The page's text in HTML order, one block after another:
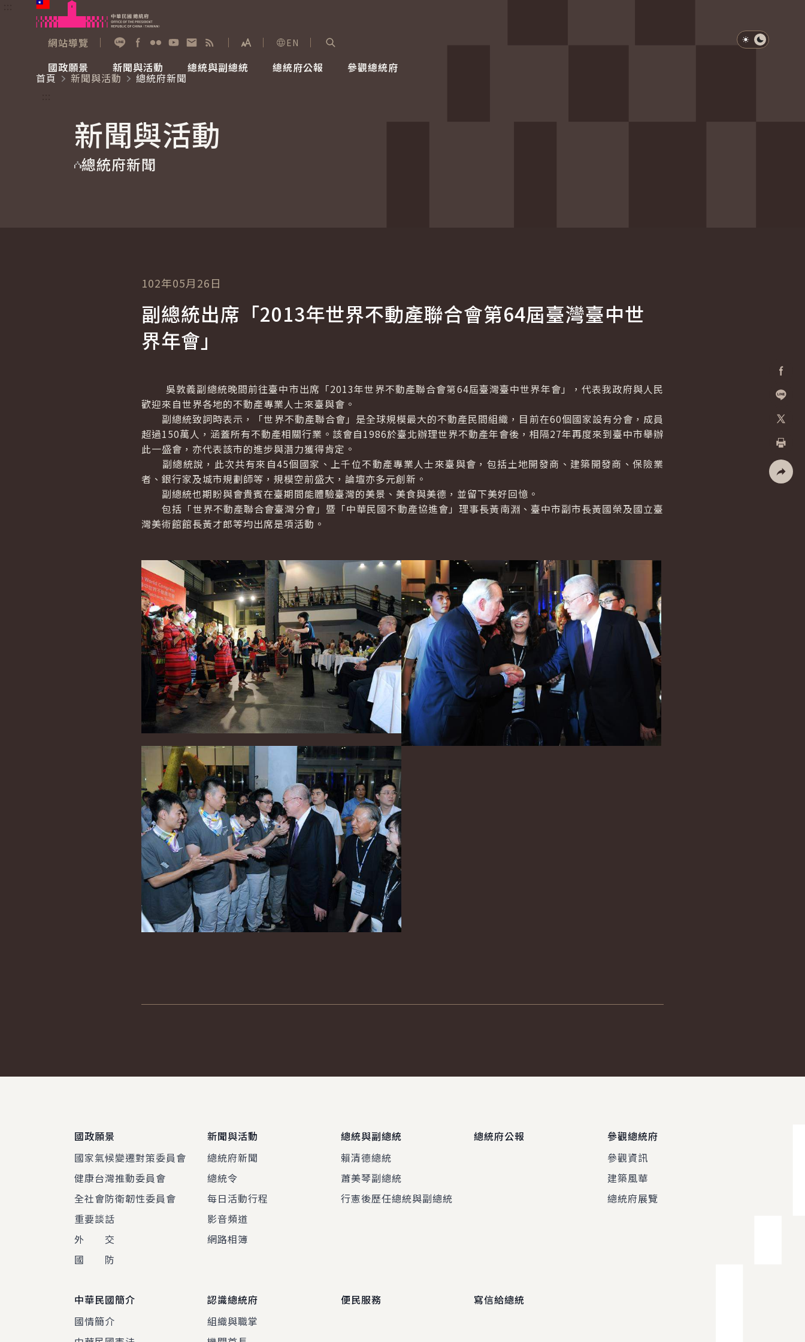
跳到主要內容
網站導覽
展開字級選單
EN
國政願景
國家氣候變遷對策委員會
重要談話
新聞與活動
總統府新聞
影音頻道
總統與副總統
賴清德總統
總統府公報 參觀總統府
參觀資訊
淺色模式
深色模式
首頁
新聞與活動
總統府新聞
新聞與活動
總統府新聞
加入好
列印
102年05月26日
副總統出席「2013年世界不動產聯合會第64屆臺灣臺中世
界年會」
吳敦義副總統晚間前往臺中市出席「2013年世界不動產聯合會第64屆臺灣臺中世界年會」，代表我政府與人民
歡迎來自世界各地的不動產專業人士來臺與會。
副總統致詞時表示，「世界不動產聯合會」是全球規模最大的不動產民間組織，目前在60個國家設有分會，成員
超過150萬人，涵蓋所有不動產相關行業。該會自1986於臺北辦理世界不動產年會後，相隔27年再度來到臺中市舉辦
此一盛會，亦代表該市的進步與潛力獲得肯定。
副總統說，此次共有來自45個國家、上千位不動產專業人士來臺與會，包括土地開發商、建築開發商、保險業
者、銀行家及城市規劃師等，規模空前盛大，論壇亦多元創新。
副總統也期盼與會貴賓在臺期間能體驗臺灣的美景、美食與美德，並留下美好回憶。
包括「世界不動產聯合會臺灣分會」暨「中華民國不動產協進會」理事長黃南淵、臺中市副市長黃國榮及國立臺
灣美術館館長黃才郎等均出席是項活動。
國政願景
國家氣候變遷對策委員會
健康台灣推動委員會
全社會防衛韌性委員會
重要談話
外 交
國 防
新聞與活動
總統府新聞
總統令
每日活動行程
影音頻道
網路相簿
總統與副總統
賴清德總統
蕭美琴副總統
行憲後歷任總統與副總統
總統府公報
參觀總統府
參觀資訊
建築風華
總統府展覽
中華民國簡介
國情簡介
認識總統府
組織與職掌
便民服務 寫信給總統